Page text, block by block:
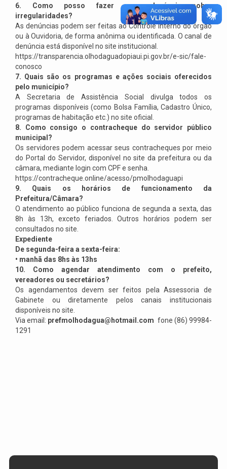
6. Como posso fazer uma denúncia sobre
irregularidades?
As denúncias podem ser feitas ao Controle Interno do órgão
ou à Ouvidoria, de forma anônima ou identificada. O canal de
denúncia está disponível no site institucional.
https://transparencia.olhodaguadopiaui.pi.gov.br/e-sic/fale-
conosco
7. Quais são os programas e ações sociais oferecidos
pelo município?
A Secretaria de Assistência Social divulga todos os
programas disponíveis (como Bolsa Família, Cadastro Único,
programas de habitação etc.) no site oficial.
8. Como consigo o contracheque do servidor público
municipal?
Os servidores podem acessar seus contracheques por meio
do Portal do Servidor, disponível no site da prefeitura ou da
câmara, mediante login com CPF e senha.
https://contracheque.online/acesso/pmolhodaguapi
9. Quais os horários de funcionamento da
Prefeitura/Câmara?
O atendimento ao público funciona de segunda a sexta, das
8h às 13h, exceto feriados. Outros horários podem ser
consultados no site.
Expediente
De segunda-feira a sexta-feira:
• manhã das 8hs às 13hs
10. Como agendar atendimento com o prefeito,
vereadores ou secretários?
Os agendamentos devem ser feitos pela Assessoria de
Gabinete ou diretamente pelos canais institucionais
disponíveis no site.
Via email: prefmolhodagua@hotmail.com fone (86) 99984-
1291